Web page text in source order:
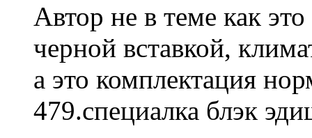
Автор не в теме как
черной вставкой,
а это комплектация
479.специалка блэк